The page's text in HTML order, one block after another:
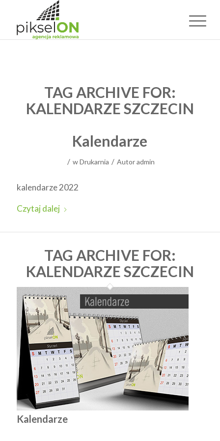
TAG ARCHIVE FOR:
KALENDARZE SZCZECIN
Kalendarze
/ wDrukarnia / Autoradmin
kalendarze 2022
Czytaj dalej
TAG ARCHIVE FOR:
KALENDARZE SZCZECIN
Kalendarze